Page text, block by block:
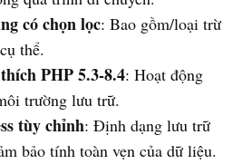
có chọn lọc: Bao gồm/loại trừ
thể.
PHP 5.3-8.4: Hoạt động
trường lưu trữ.
tùy chỉnh: Định dạng lưu trữ
bảo tính toàn vẹn của dữ liệu.